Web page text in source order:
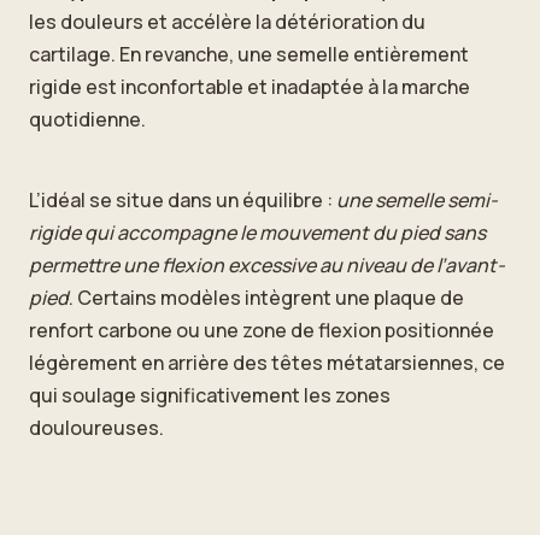
les douleurs et accélère la détérioration du
cartilage. En revanche, une semelle entièrement
rigide est inconfortable et inadaptée à la marche
quotidienne.
L’idéal se situe dans un équilibre : une semelle semi-
rigide qui accompagne le mouvement du pied sans
permettre une flexion excessive au niveau de l’avant-
pied. Certains modèles intègrent une plaque de
renfort carbone ou une zone de flexion positionnée
légèrement en arrière des têtes métatarsiennes, ce
qui soulage significativement les zones
douloureuses.